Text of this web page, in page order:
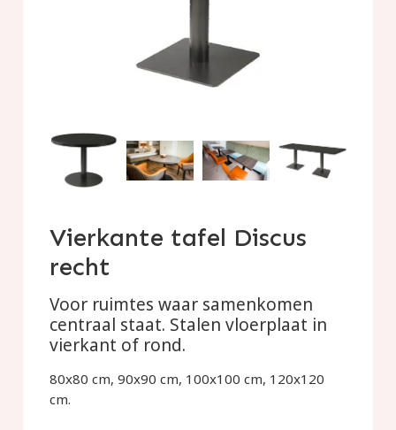
Vierkante tafel Discus
recht
Voor ruimtes waar samenkomen
centraal staat. Stalen vloerplaat in
vierkant of rond.
80x80 cm, 90x90 cm, 100x100 cm, 120x120
cm.